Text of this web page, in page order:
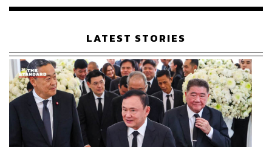
เรือนไทยที่ถูกซุกไว้
LATEST STORIES